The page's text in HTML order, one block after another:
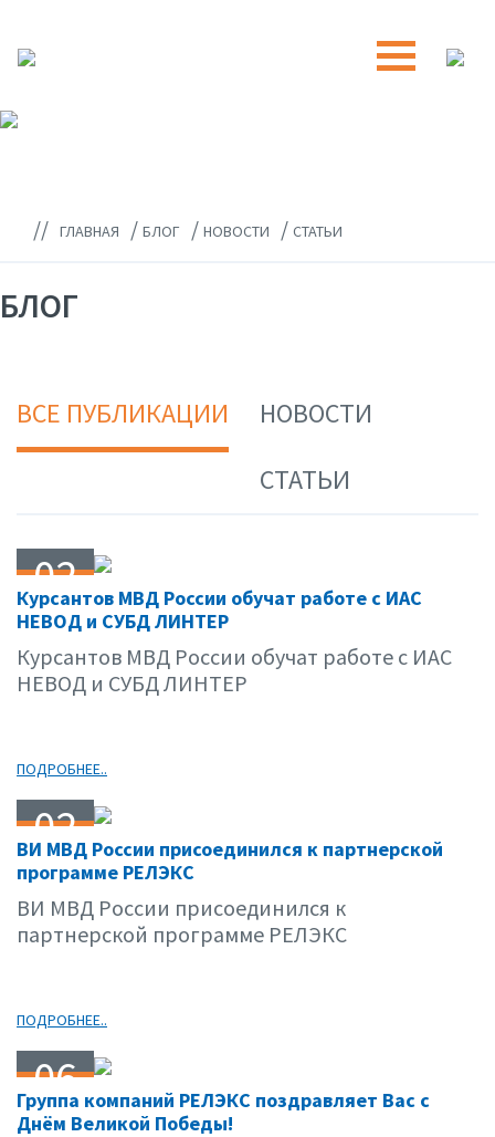
// ГЛАВНАЯ / БЛОГ / НОВОСТИ / СТАТЬИ
БЛОГ
ВСЕ ПУБЛИКАЦИИ
НОВОСТИ
СТАТЬИ
02
06.09
Курсантов МВД России обучат работе с ИАС
НЕВОД и СУБД ЛИНТЕР
Курсантов МВД России обучат работе с ИАС
НЕВОД и СУБД ЛИНТЕР
ПОДРОБНЕЕ..
02
06.09
ВИ МВД России присоединился к партнерской
программе РЕЛЭКС
ВИ МВД России присоединился к
партнерской программе РЕЛЭКС
ПОДРОБНЕЕ..
06
05.09
Группа компаний РЕЛЭКС поздравляет Вас с
Днём Великой Победы!